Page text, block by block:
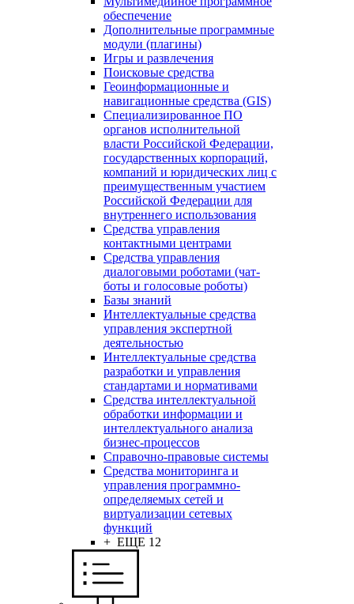
обеспечение
Дополнительные программные
модули (плагины)
Игры и развлечения
Поисковые средства
Геоинформационные и
навигационные средства (GIS)
Специализированное ПО
органов исполнительной
власти Российской Федерации,
государственных корпораций,
компаний и юридических лиц с
преимущественным участием
Российской Федерации для
внутреннего использования
Средства управления
контактными центрами
Средства управления
диалоговыми роботами (чат-
боты и голосовые роботы)
Базы знаний
Интеллектуальные средства
управления экспертной
деятельностью
Интеллектуальные средства
разработки и управления
стандартами и нормативами
Средства интеллектуальной
обработки информации и
интеллектуального анализа
бизнес-процессов
Справочно-правовые системы
Средства мониторинга и
управления программно-
определяемых сетей и
виртуализации сетевых
функций
+ ЕЩЕ 12